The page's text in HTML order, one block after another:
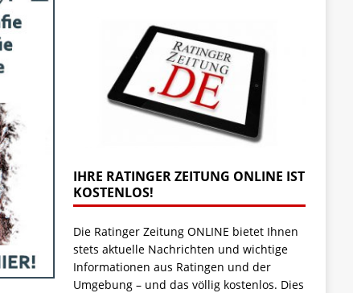
IHRE RATINGER ZEITUNG ONLINE IST
KOSTENLOS!
Die Ratinger Zeitung ONLINE bietet Ihnen
stets aktuelle Nachrichten und wichtige
Informationen aus Ratingen und der
Umgebung – und das völlig kostenlos. Dies